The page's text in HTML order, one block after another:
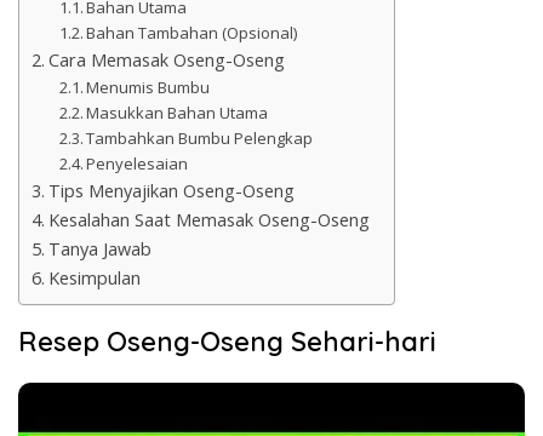
Bahan Utama
Bahan Tambahan (Opsional)
Cara Memasak Oseng-Oseng
Menumis Bumbu
Masukkan Bahan Utama
Tambahkan Bumbu Pelengkap
Penyelesaian
Tips Menyajikan Oseng-Oseng
Kesalahan Saat Memasak Oseng-Oseng
Tanya Jawab
Kesimpulan
Resep Oseng-Oseng Sehari-hari